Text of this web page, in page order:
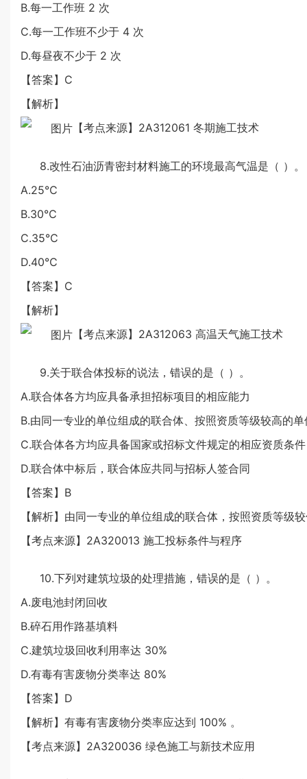
B.每一工作班 2 次
C.每一工作班不少于 4 次
D.每昼夜不少于 2 次
【答案】C
【解析】
【考点来源】2A312061 冬期施工技术
8.改性石油沥青密封材料施工的环境最高气温是（ ）。
A.25℃
B.30℃
C.35℃
D.40℃
【答案】C
【解析】
【考点来源】2A312063 高温天气施工技术
9.关于联合体投标的说法，错误的是（ ）。
A.联合体各方均应具备承担招标项目的相应能力
B.由同一专业的单位组成的联合体、按照资质等级较高的
C.联合体各方均应具备国家或招标文件规定的相应资质条件
D.联合体中标后，联合体应共同与招标人签合同
【答案】B
【解析】由同一专业的单位组成的联合体，按照资质等级
【考点来源】2A320013 施工投标条件与程序
10.下列对建筑垃圾的处理措施，错误的是（ ）。
A.废电池封闭回收
B.碎石用作路基填料
C.建筑垃圾回收利用率达 30%
D.有毒有害废物分类率达 80%
【答案】D
【解析】有毒有害废物分类率应达到 100% 。
【考点来源】2A320036 绿色施工与新技术应用